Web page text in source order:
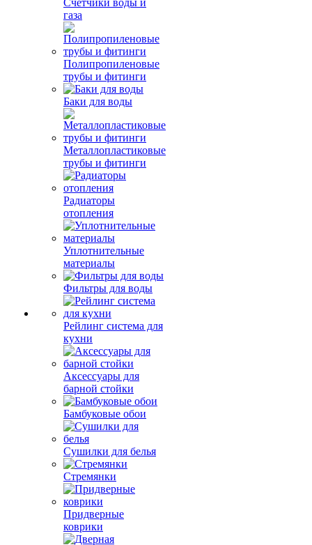
Счетчики воды и
газа
Полипропиленовые
трубы и фитинги
Баки для воды
Металлопластиковые
трубы и фитинги
Радиаторы
отопления
Уплотнительные
материалы
Фильтры для воды
Рейлинг система для
кухни
Аксессуары для
барной стойки
Бамбуковые обои
Сушилки для белья
Стремянки
Придверные
коврики